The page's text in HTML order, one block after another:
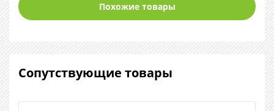
Похожие товары
Сопутствующие товары